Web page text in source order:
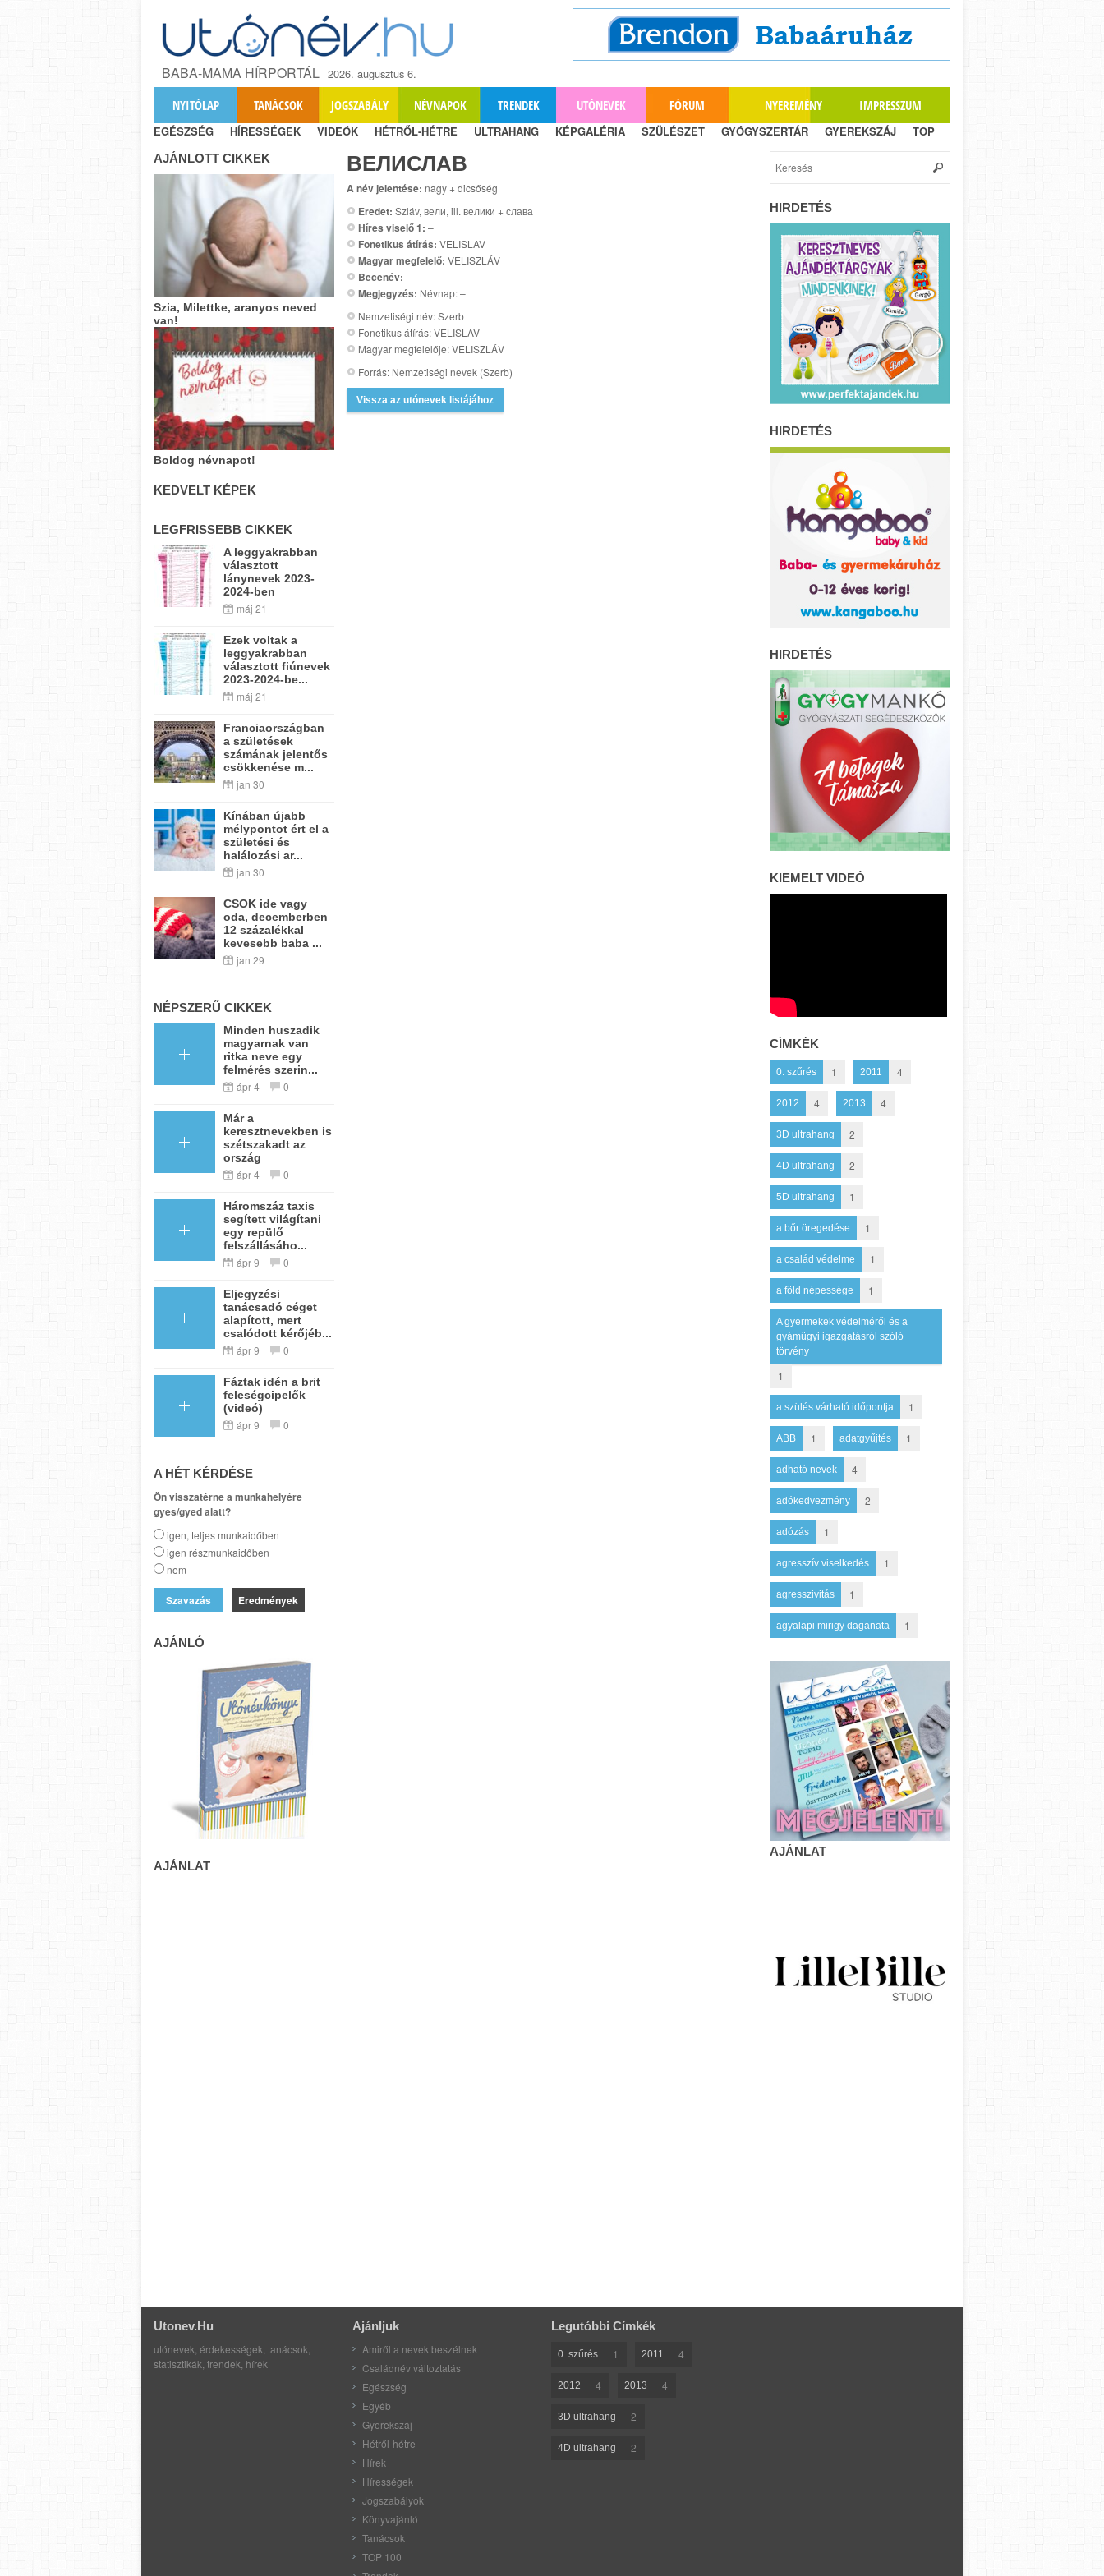
BABA-MAMA HÍRPORTÁL 2026. augusztus 6.
NYITÓLAP TANÁCSOK JOGSZABÁLY NÉVNAPOK TRENDEK UTÓNEVEK FÓRUM NYEREMÉNY IMPRESSZUM
EGÉSZSÉG HÍRESSÉGEK VIDEÓK HÉTRŐL-HÉTRE ULTRAHANG KÉPGALÉRIA SZÜLÉSZET GYÓGYSZERTÁR GYEREKSZÁJ TOP
ВЕЛИСЛАВ
A név jelentése: nagy + dicsőség
Eredet: Szláv, вели, ill. велики + слава
Híres viselő 1: –
Fonetikus átírás: VELISLAV
Magyar megfelelő: VELISZLÁV
Becenév: –
Megjegyzés: Névnap: –
Nemzetiségi név: Szerb
Fonetikus átírás: VELISLAV
Magyar megfelelője: VELISZLÁV
Forrás: Nemzetiségi nevek (Szerb)
Vissza az utónevek listájához
AJÁNLOTT CIKKEK
Szia, Milettke, aranyos neved
van!
Boldog névnapot!
KEDVELT KÉPEK
LEGFRISSEBB CIKKEK
A leggyakrabban
választott
lánynevek 2023-
2024-ben
máj 21
Ezek voltak a
leggyakrabban
választott fiúnevek
2023-2024-be...
máj 21
Franciaországban
a születések
számának jelentős
csökkenése m...
jan 30
Kínában újabb
mélypontot ért el a
születési és
halálozási ar...
jan 30
CSOK ide vagy
oda, decemberben
12 százalékkal
kevesebb baba ...
jan 29
NÉPSZERŰ CIKKEK
Minden huszadik
magyarnak van
ritka neve egy
felmérés szerin...
ápr 4 0
Már a
keresztnevekben is
szétszakadt az
ország
ápr 4 0
Háromszáz taxis
segített világítani
egy repülő
felszállásáho...
ápr 9 0
Eljegyzési
tanácsadó céget
alapított, mert
csalódott kérőjéb...
ápr 9 0
Fáztak idén a brit
feleségcipelők
(videó)
ápr 9 0
A HÉT KÉRDÉSE
Ön visszatérne a munkahelyére
gyes/gyed alatt?
igen, teljes munkaidőben
igen részmunkaidőben
nem
Eredmények
AJÁNLÓ
AJÁNLAT
HIRDETÉS
HIRDETÉS
HIRDETÉS
KIEMELT VIDEÓ
CÍMKÉK
0. szűrés 1 2011 4
2012 4 2013 4
3D ultrahang 2
4D ultrahang 2
5D ultrahang 1
a bőr öregedése 1
a család védelme 1
a föld népessége 1
A gyermekek védelméről és a
gyámügyi igazgatásról szóló
törvény
1
a szülés várható időpontja 1
ABB 1 adatgyűjtés 1
adható nevek 4
adókedvezmény 2
adózás 1
agresszív viselkedés 1
agresszivitás 1
agyalapi mirigy daganata 1
AJÁNLAT
Utonev.hu
utónevek, érdekességek, tanácsok,
statisztikák, trendek, hírek
Ajánljuk
Amiről a nevek beszélnek
Családnév változtatás
Egészség
Egyéb
Gyerekszáj
Hétről-hétre
Hírek
Hírességek
Jogszabályok
Könyvajánló
Tanácsok
TOP 100
Legutóbbi Címkék
0. szűrés 1 2011 4
2012 4 2013 4
3D ultrahang 2
4D ultrahang 2